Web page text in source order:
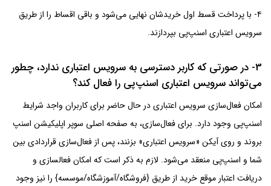
۴- با پرداخت قسط اول خریدشان نهایی می‌شود و باقی اقساط را از طریق
سرویس اعتباری اسنپ‌پی بپردازند.
3- در صورتی که کاربر دسترسی به سرویس اعتباری ندارد، چطور
می‌تواند سرویس اعتباری اسنپ‌پی را فعال کند؟
امکان فعال‌سازی سرویس اعتباری در حال حاضر برای کاربران واجد شرایط
اسنپ‌پی وجود دارد. برای فعال‌سازی، به صفحه اصلی سوپر اپلیکیشن اسنپ
بروند و روی آیکن «سرویس اعتباری» بزنند، پس از فعال‌سازی قراردادی بین
شما و اسنپ‌پی منعقد می‌شود. لازم به ذکر است که امکان فعالسازی و
دریافت اعتبار موقع خرید از طریق {فروشگاه/آموزشگاه/موسسه} را نیز وجود